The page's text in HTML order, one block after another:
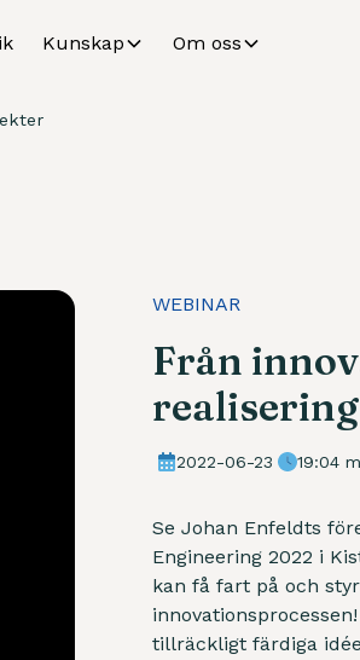
Kunskap Om oss
WEBINAR
Från
2022-06-23 19:04
Se Johan Enfeldts
Engineering 2022 i
kan få fart på och
tillräckligt färdiga